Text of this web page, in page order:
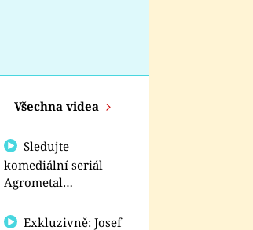
Všechna videa
Sledujte
komediální seriál
Agrometal
prima+
Exkluzivně: Josef